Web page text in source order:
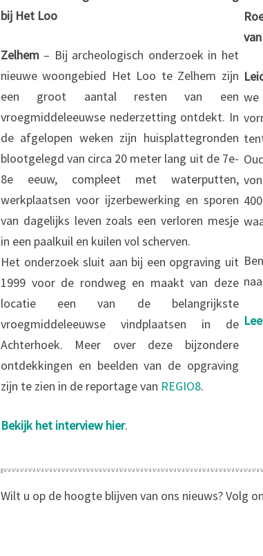
bij Het Loo
Zelhem – Bij archeologisch onderzoek in het
nieuwe woongebied Het Loo te Zelhem zijn
een groot aantal resten van een
vroegmiddeleeuwse nederzetting ontdekt. In
de afgelopen weken zijn huisplattegronden
blootgelegd van circa 20 meter lang uit de 7e-
8e eeuw, compleet met waterputten,
werkplaatsen voor ijzerbewerking en sporen
van dagelijks leven zoals een verloren mesje
in een paalkuil en kuilen vol scherven.
Het onderzoek sluit aan bij een opgraving uit
1999 voor de rondweg en maakt van deze
locatie een van de belangrijkste
vroegmiddeleeuwse vindplaatsen in de
Achterhoek. Meer over deze bijzondere
ontdekkingen en beelden van de opgraving
zijn te zien in de reportage van REGIO8.
Bekijk het interview hier.
we
Wilt u op de hoogte blijven van ons nieuws? Volg